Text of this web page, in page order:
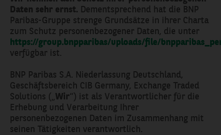
Daten sehr ernst. Dementsprechend hat die BNP
Paribas-Gruppe strenge Grundsätze in ihrer Charta
zum Schutz personenbezogener Daten, die unter
https://group.bnpparibas/uploads/file/
verfügbar ist.
BNP Paribas S.A. Niederlassung Deutschland,
Geschäftsbereich CIB Germany, Exchange Traded
Solutions („ Wir“) ist als Verantwortlicher für die
Erhebung und Verarbeitung Ihrer
personenbezogenen Daten im Zusammenhang mit
seinen Tätigkeiten verantwortlich.